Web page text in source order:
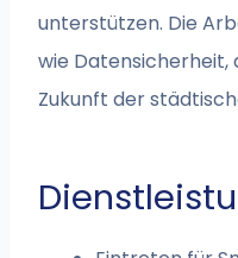
unterstützen. Die
wie Datensicherheit,
Zukunft der